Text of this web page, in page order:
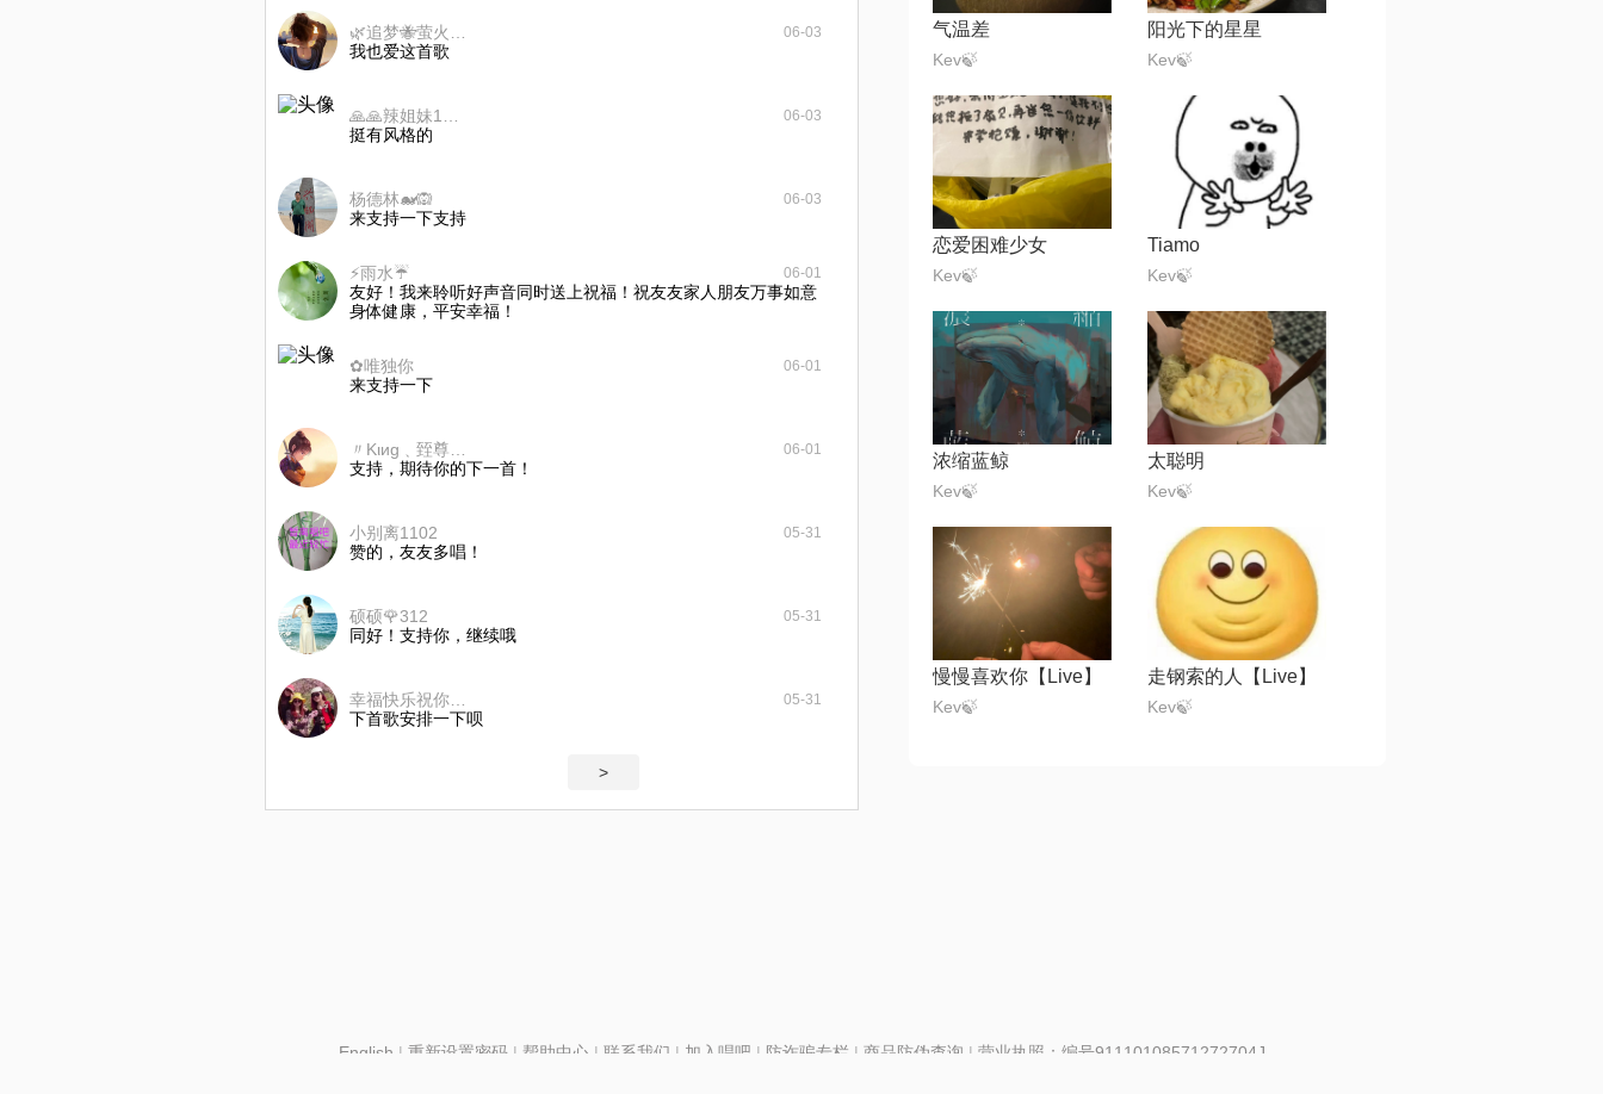
06-03
我也爱这首歌
06-03
挺有风格的
杨德林🐋🙉 06-03
来支持一下支持
⚡雨水☔ 06-01
友好！我来聆听好声音同时送上祝福！祝友友家人朋友万事如意
身体健康，平安幸福！
✿唯独你 06-01
来支持一下
06-01
支持，期待你的下一首！
小别离1102 05-31
赞的，友友多唱！
硕硕🌹312 05-31
同好！支持你，继续哦
05-31
下首歌安排一下呗
>
气温差
Kev🍃
阳光下的星星
Kev🍃
恋爱困难少女
Kev🍃
Tiamo
Kev🍃
浓缩蓝鲸
Kev🍃
太聪明
Kev🍃
慢慢喜欢你【Live】
Kev🍃
走钢索的人【Live】
Kev🍃
English | 重新设置密码| 帮助中心 | 联系我们 | 加入唱吧 | 防诈骗专栏 | 商品防伪查询 | 营业执照：编号91110108571272704J